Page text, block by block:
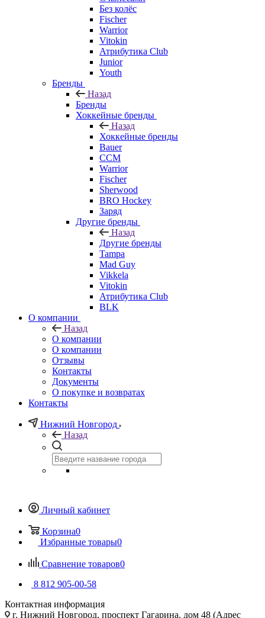
Без колёс
Fischer
Warrior
Vitokin
Атрибутика Club
Junior
Youth
Бренды
Назад
Бренды
Хоккейные бренды
Назад
Хоккейные бренды
Bauer
CCM
Warrior
Fischer
Sherwood
BRO Hockey
Заряд
Другие бренды
Назад
Другие бренды
Tampa
Mad Guy
Vikkela
Vitokin
Атрибутика Club
BLK
О компании
Назад
О компании
О компании
Отзывы
Контакты
Документы
О покупке и возвратах
Контакты
Нижний Новгород
Назад
Личный кабинет
Корзина0
Избранные товары0
Сравнение товаров0
8 812 905-00-58
Контактная информация
г. Нижний Новгород, проспект Гагарина, дом 48 (Адрес